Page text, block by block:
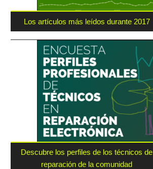
Los artículos más leídos durante 2017
Descubre los perfiles de los técnicos de
reparación de la comunidad